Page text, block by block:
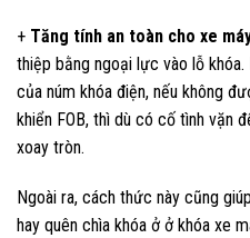
+ Tăng tính an toàn cho xe
thiệp bằng ngoại lực vào lỗ
của núm khóa điện, nếu không
khiển FOB, thì dù có cố tình vặn
xoay tròn.
Ngoài ra, cách thức này cũng
hay quên chìa khóa ở ở khóa xe